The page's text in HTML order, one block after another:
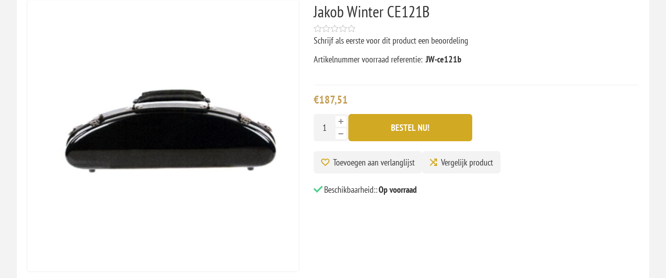
Jakob Winter CE121B
Schrijf als eerste voor dit product een beoordeling
Artikelnummer voorraad referentie: JW-ce121b
€187,51
BESTEL NU!
Toevoegen aan verlanglijst Vergelijk product
Beschikbaarheid::Op voorraad